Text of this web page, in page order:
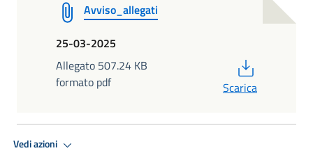
Avviso_allegati
25-03-2025
Allegato 507.24 KB
formato pdf
Scarica
Vedi azioni